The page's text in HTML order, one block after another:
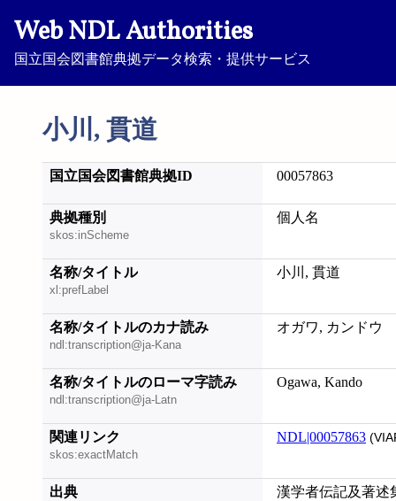
Web NDL Authorities
国立国会図書館典拠データ検索・提供サービス
小川, 貫道
国立国会図書館典拠ID 00057863
典拠種別
skos:inScheme
個人名
名称/タイトル
xl:prefLabel
小川, 貫道
名称/タイトルのカナ読み
ndl:transcription@ja-Kana
オガワ, カンドウ
名称/タイトルのローマ字読み
ndl:transcription@ja-Latn
Ogawa, Kando
関連リンク
skos:exactMatch
NDL|00057863
出典 漢学者伝記及著述